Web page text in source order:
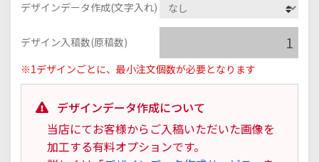
デザインデータ作成(文字入れ)
デザイン入稿数(原稿数)
※1デザインごとに、最小注文個数が必要となります
デザインデータ作成について
当店にてお客様からご入稿いただいた画像を
加工する有料オプションです。